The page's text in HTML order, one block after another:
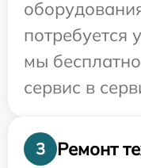
потребуется
мы
сервис в
3
Ремонт